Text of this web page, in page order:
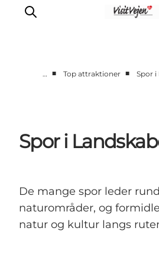
Natur
Se og oplev
Events
Udforsk
… ■ Top attraktioner ■ Spor i
Spor i
De mange spor leder
naturområder, og
natur og kultur langs